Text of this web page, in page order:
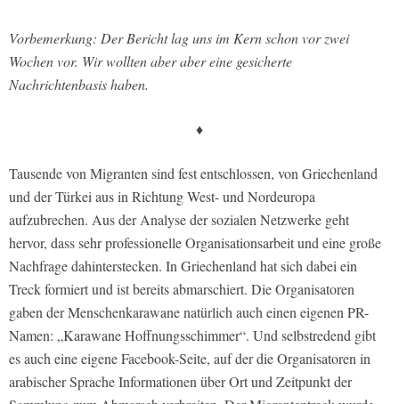
Vorbemerkung: Der Bericht lag uns im Kern schon vor zwei
Wochen vor. Wir wollten aber aber eine gesicherte
Nachrichtenbasis haben.
♦
Tausende von Migranten sind fest entschlossen, von Griechenland
und der Türkei aus in Richtung West- und Nordeuropa
aufzubrechen. Aus der Analyse der sozialen Netzwerke geht
hervor, dass sehr professionelle Organisationsarbeit und eine große
Nachfrage dahinterstecken. In Griechenland hat sich dabei ein
Treck formiert und ist bereits abmarschiert. Die Organisatoren
gaben der Menschenkarawane natürlich auch einen eigenen PR-
Namen: „Karawane Hoffnungsschimmer“. Und selbstredend gibt
es auch eine eigene Facebook-Seite, auf der die Organisatoren in
arabischer Sprache Informationen über Ort und Zeitpunkt der